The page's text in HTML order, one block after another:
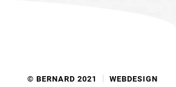
© BERNARD 2021 WEBDESIGN